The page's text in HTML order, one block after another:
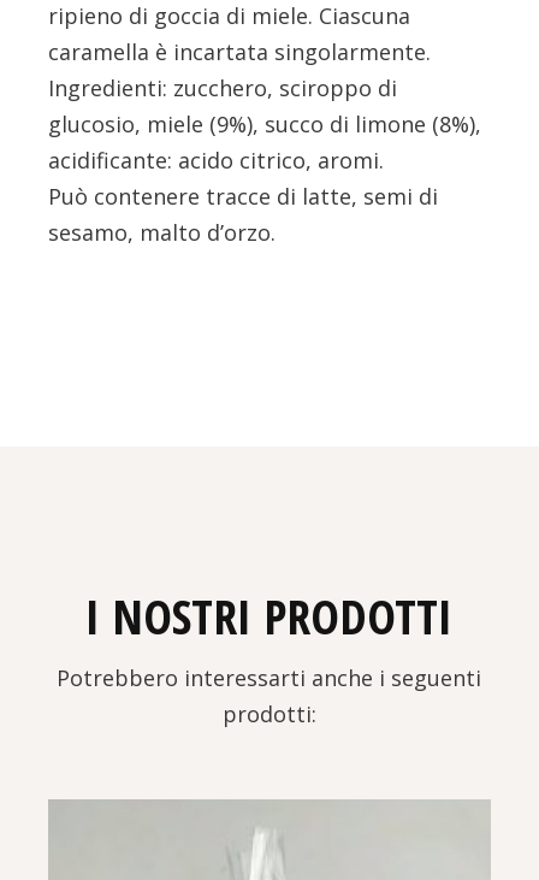
ripieno di goccia di miele. Ciascuna
caramella è incartata singolarmente.
Ingredienti: zucchero, sciroppo di
glucosio, miele (9%), succo di limone (8%),
acidificante: acido citrico, aromi.
Può contenere tracce di latte, semi di
sesamo, malto d’orzo.
I NOSTRI PRODOTTI
Potrebbero interessarti anche i seguenti
prodotti: